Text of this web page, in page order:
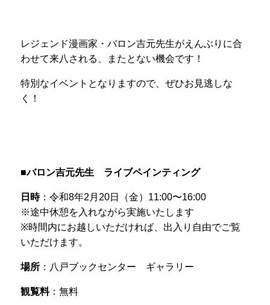
レジェンド漫画家・バロン吉元先生がえんぶりに合
わせて来八される、またとない機会です！
特別なイベントとなりますので、ぜひお見逃しな
く！
■バロン吉元先生 ライブペインティング
日時：令和8年2月20日（金）11:00〜16:00
※途中休憩を入れながら実施いたします
※時間内にお越しいただければ、出入り自由でご覧
いただけます。
場所：八戸ブックセンター ギャラリー
観覧料：無料